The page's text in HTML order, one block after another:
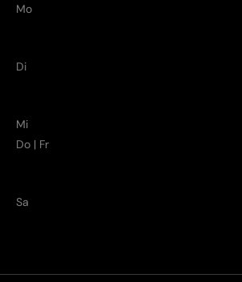
Mo
Di
Mi
Do | Fr
Sa